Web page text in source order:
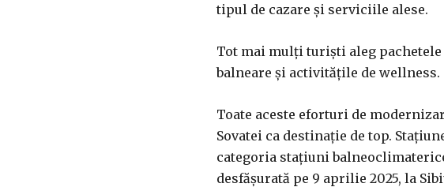
tipul de cazare și serviciile alese.
Tot mai mulți turiști aleg
balneare și activitățile de wellness.
Toate aceste eforturi de
Sovatei ca destinație de top.
categoria stațiuni
desfășurată pe 9 aprilie 2025, la